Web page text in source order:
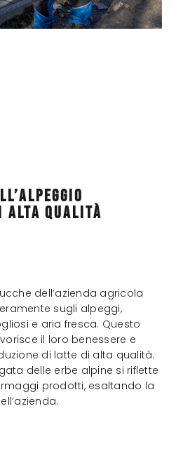
ALTA QUALITÀ
dell’azienda agricola
sugli alpeggi,
e aria fresca. Questo
il loro benessere e
di latte di alta qualità.
delle erbe alpine si riflette
prodotti, esaltando la